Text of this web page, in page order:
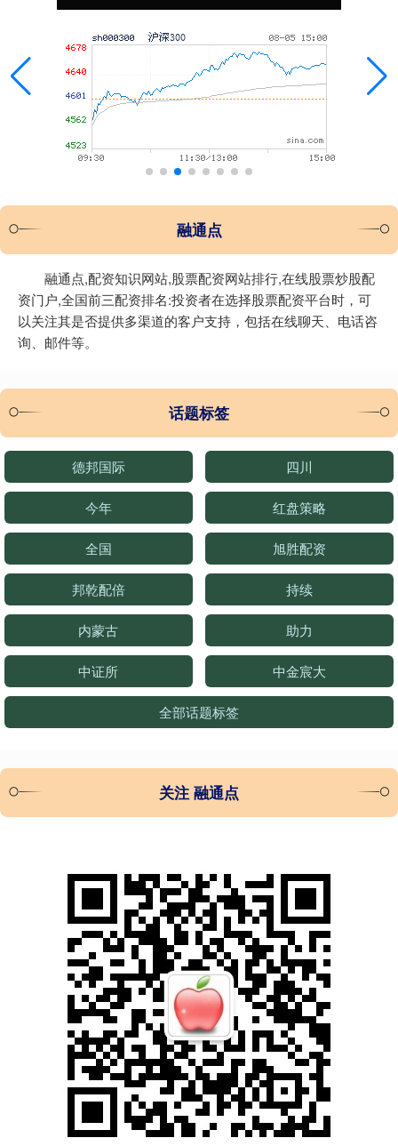
融通点
融通点,配资知识网站,股票配资网站排行,在线股票炒股配
资门户,全国前三配资排名:投资者在选择股票配资平台时，可
以关注其是否提供多渠道的客户支持，包括在线聊天、电话咨
询、邮件等。
话题标签
德邦国际 四川
今年 红盘策略
全国 旭胜配资
邦乾配倍 持续
内蒙古 助力
中证所 中金宸大
全部话题标签
关注 融通点